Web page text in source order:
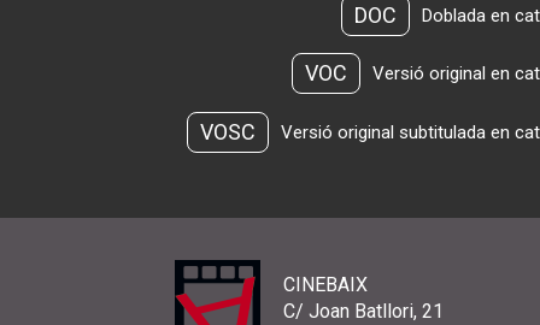
DOC Doblada en
VOC Versió original en
VOSC Versió original subtitulada en
CINEBAIX
C/ Joan Batllori, 21